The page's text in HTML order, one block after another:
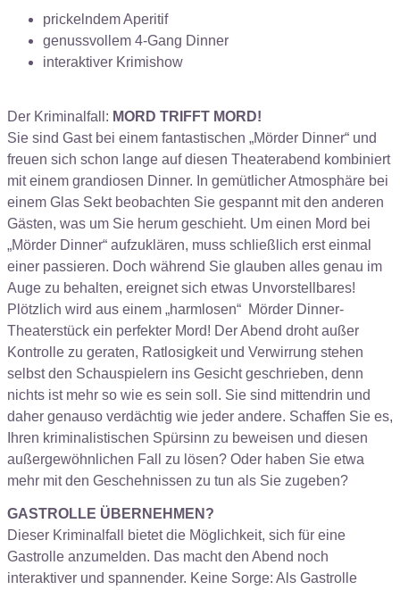
prickelndem Aperitif
genussvollem 4-Gang Dinner
interaktiver Krimishow
Der Kriminalfall: MORD TRIFFT MORD!
Sie sind Gast bei einem fantastischen „Mörder Dinner“ und
freuen sich schon lange auf diesen Theaterabend kombiniert
mit einem grandiosen Dinner. In gemütlicher Atmosphäre bei
einem Glas Sekt beobachten Sie gespannt mit den anderen
Gästen, was um Sie herum geschieht. Um einen Mord bei
„Mörder Dinner“ aufzuklären, muss schließlich erst einmal
einer passieren. Doch während Sie glauben alles genau im
Auge zu behalten, ereignet sich etwas Unvorstellbares!
Plötzlich wird aus einem „harmlosen“ Mörder Dinner-
Theaterstück ein perfekter Mord! Der Abend droht außer
Kontrolle zu geraten, Ratlosigkeit und Verwirrung stehen
selbst den Schauspielern ins Gesicht geschrieben, denn
nichts ist mehr so wie es sein soll. Sie sind mittendrin und
daher genauso verdächtig wie jeder andere. Schaffen Sie es,
Ihren kriminalistischen Spürsinn zu beweisen und diesen
außergewöhnlichen Fall zu lösen? Oder haben Sie etwa
mehr mit den Geschehnissen zu tun als Sie zugeben?
GASTROLLE ÜBERNEHMEN?
Dieser Kriminalfall bietet die Möglichkeit, sich für eine
Gastrolle anzumelden. Das macht den Abend noch
interaktiver und spannender. Keine Sorge: Als Gastrolle